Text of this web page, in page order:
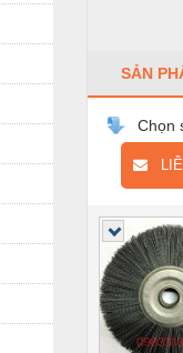
SẢN
Chọn